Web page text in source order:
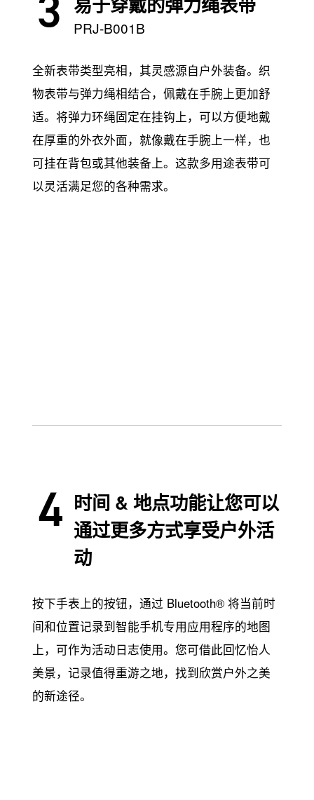
PRJ-B001B
全新表带类型亮相，其灵感源自户外装备。织
物表带与弹力绳相结合，佩戴在手腕上更加舒
适。将弹力环绳固定在挂钩上，可以方便地戴
在厚重的外衣外面，就像戴在手腕上一样，也
可挂在背包或其他装备上。这款多用途表带可
以灵活满足您的各种需求。
时间 & 地点功能让您可以
通过更多方式享受户外活
动
按下手表上的按钮，通过 Bluetooth® 将当前时
间和位置记录到智能手机专用应用程序的地图
上，可作为活动日志使用。您可借此回忆怡人
美景，记录值得重游之地，找到欣赏户外之美
的新途径。